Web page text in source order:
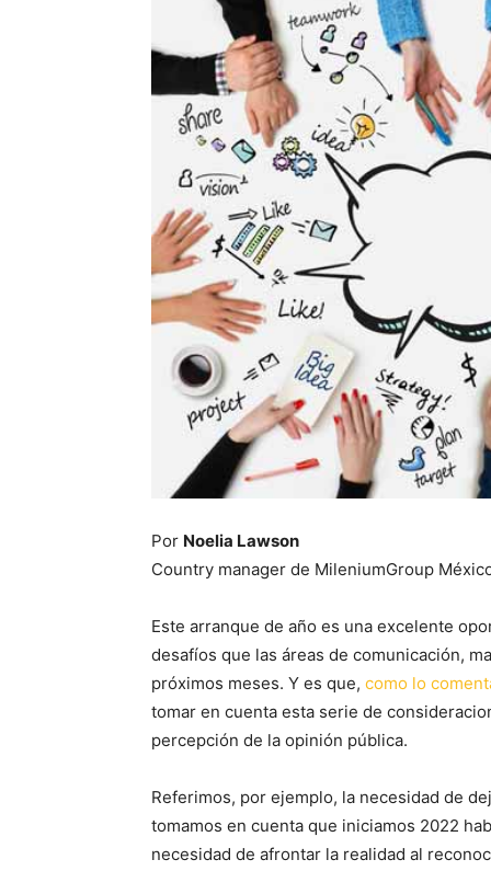
Por Noelia Lawson
Country manager de MileniumGroup
Este arranque de año es una excelente
desafíos que las áreas de comunicación,
próximos meses. Y es que, como lo
tomar en cuenta esta serie de
percepción de la opinión pública.
Referimos, por ejemplo, la necesidad de
tomamos en cuenta que iniciamos 2022
necesidad de afrontar la realidad al